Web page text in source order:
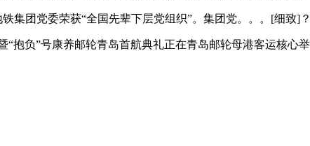
团党委荣获“全国先辈下层党组织”。集团党。。。[细致]？
负”号康养邮轮青岛首航典礼正在青岛邮轮母港客运核心举